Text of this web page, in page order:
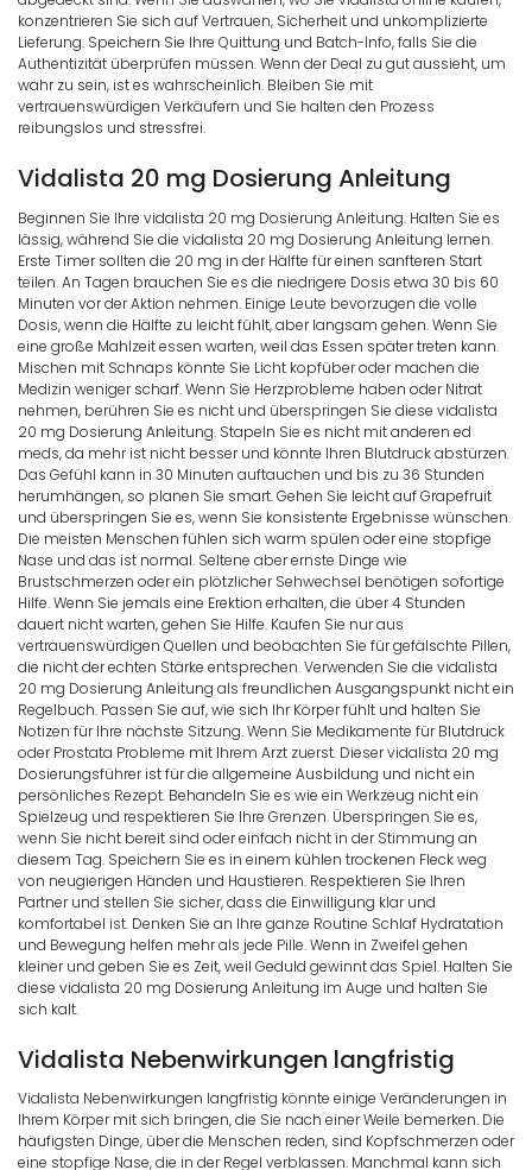
konzentrieren Sie sich auf Vertrauen, Sicherheit und unkomplizierte
Lieferung. Speichern Sie Ihre Quittung und Batch-Info, falls Sie die
Authentizität überprüfen müssen. Wenn der Deal zu gut aussieht, um
wahr zu sein, ist es wahrscheinlich. Bleiben Sie mit
vertrauenswürdigen Verkäufern und Sie halten den Prozess
reibungslos und stressfrei.
Vidalista 20 mg Dosierung Anleitung
Beginnen Sie Ihre vidalista 20 mg Dosierung Anleitung. Halten Sie es
lässig, während Sie die vidalista 20 mg Dosierung Anleitung lernen.
Erste Timer sollten die 20 mg in der Hälfte für einen sanfteren Start
teilen. An Tagen brauchen Sie es die niedrigere Dosis etwa 30 bis 60
Minuten vor der Aktion nehmen. Einige Leute bevorzugen die volle
Dosis, wenn die Hälfte zu leicht fühlt, aber langsam gehen. Wenn Sie
eine große Mahlzeit essen warten, weil das Essen später treten kann.
Mischen mit Schnaps könnte Sie Licht kopfüber oder machen die
Medizin weniger scharf. Wenn Sie Herzprobleme haben oder Nitrat
nehmen, berühren Sie es nicht und überspringen Sie diese vidalista
20 mg Dosierung Anleitung. Stapeln Sie es nicht mit anderen ed
meds, da mehr ist nicht besser und könnte Ihren Blutdruck abstürzen.
Das Gefühl kann in 30 Minuten auftauchen und bis zu 36 Stunden
herumhängen, so planen Sie smart. Gehen Sie leicht auf Grapefruit
und überspringen Sie es, wenn Sie konsistente Ergebnisse wünschen.
Die meisten Menschen fühlen sich warm spülen oder eine stopfige
Nase und das ist normal. Seltene aber ernste Dinge wie
Brustschmerzen oder ein plötzlicher Sehwechsel benötigen sofortige
Hilfe. Wenn Sie jemals eine Erektion erhalten, die über 4 Stunden
dauert nicht warten, gehen Sie Hilfe. Kaufen Sie nur aus
vertrauenswürdigen Quellen und beobachten Sie für gefälschte Pillen,
die nicht der echten Stärke entsprechen. Verwenden Sie die vidalista
20 mg Dosierung Anleitung als freundlichen Ausgangspunkt nicht ein
Regelbuch. Passen Sie auf, wie sich Ihr Körper fühlt und halten Sie
Notizen für Ihre nächste Sitzung. Wenn Sie Medikamente für Blutdruck
oder Prostata Probleme mit Ihrem Arzt zuerst. Dieser vidalista 20 mg
Dosierungsführer ist für die allgemeine Ausbildung und nicht ein
persönliches Rezept. Behandeln Sie es wie ein Werkzeug nicht ein
Spielzeug und respektieren Sie Ihre Grenzen. Überspringen Sie es,
wenn Sie nicht bereit sind oder einfach nicht in der Stimmung an
diesem Tag. Speichern Sie es in einem kühlen trockenen Fleck weg
von neugierigen Händen und Haustieren. Respektieren Sie Ihren
Partner und stellen Sie sicher, dass die Einwilligung klar und
komfortabel ist. Denken Sie an Ihre ganze Routine Schlaf Hydratation
und Bewegung helfen mehr als jede Pille. Wenn in Zweifel gehen
kleiner und geben Sie es Zeit, weil Geduld gewinnt das Spiel. Halten Sie
diese vidalista 20 mg Dosierung Anleitung im Auge und halten Sie
sich kalt.
Vidalista Nebenwirkungen langfristig
Vidalista Nebenwirkungen langfristig könnte einige Veränderungen in
Ihrem Körper mit sich bringen, die Sie nach einer Weile bemerken. Die
häufigsten Dinge, über die Menschen reden, sind Kopfschmerzen oder
eine stopfige Nase, die in der Regel verblassen. Manchmal kann sich